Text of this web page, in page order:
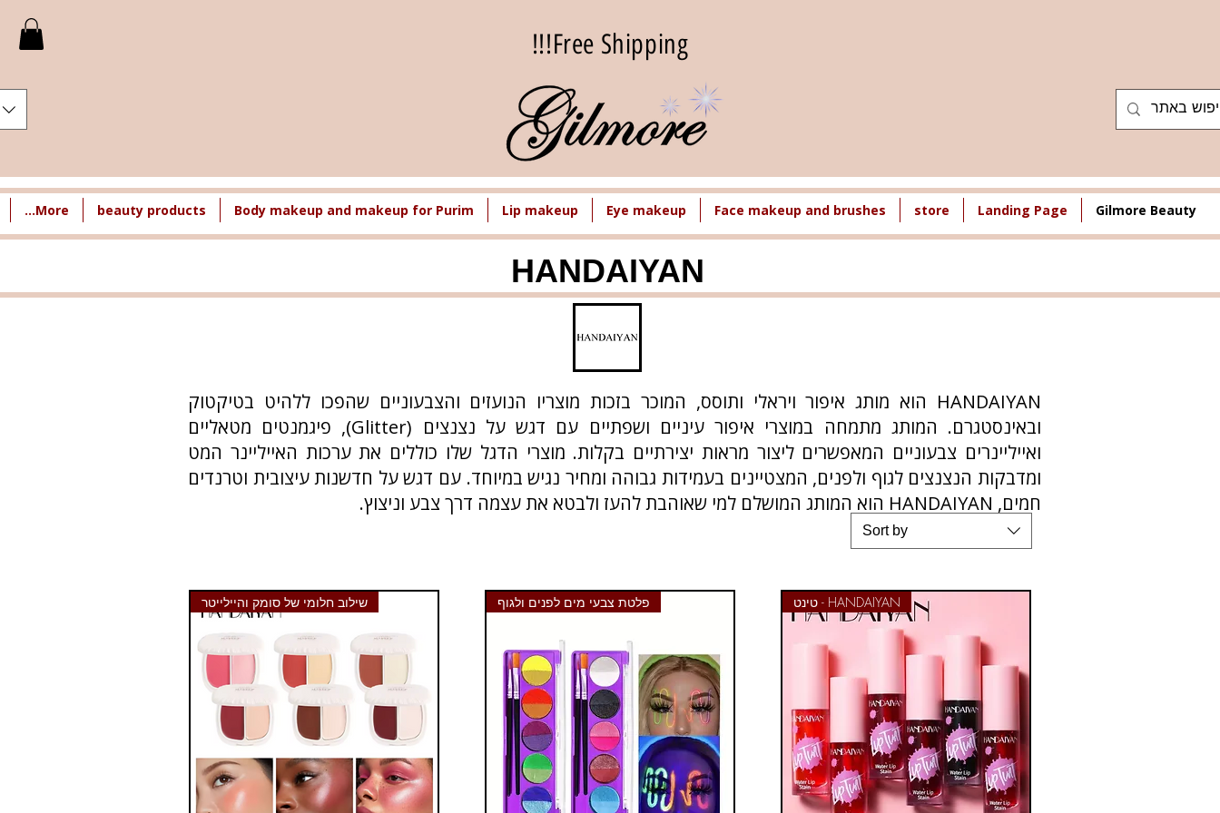
Free Shipping!!!
Gilmore Beauty
Landing Page
store
Face makeup and brushes
Eye makeup
Lip makeup
Body makeup and makeup for Purim
beauty products
More...
HANDAIYAN
Sort by
שילוב חלומי של סומק והיילייטר פלטת צבעי מים לפנים ולגוף טינט - HANDAIYAN
HANDAIYAN הוא מותג איפור ויראלי ותוסס, המוכר בזכות מוצריו הנועזים והצבעוניים שהפכו ללהיט בטיקטוק
ובאינסטגרם. המותג מתמחה במוצרי איפור עיניים ושפתיים עם דגש על נצנצים (Glitter), פיגמנטים מטאליים
ואייליינרים צבעוניים המאפשרים ליצור מראות יצירתיים בקלות. מוצרי הדגל שלו כוללים את ערכות האייליינר המט
ומדבקות הנצנצים לגוף ולפנים, המצטיינים בעמידות גבוהה ומחיר נגיש במיוחד. עם דגש על חדשנות עיצובית וטרנדים
חמים, HANDAIYAN הוא המותג המושלם למי שאוהבת להעז ולבטא את עצמה דרך צבע וניצוץ.